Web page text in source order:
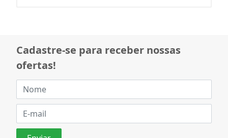
Cadastre-se para receber nossas
ofertas!